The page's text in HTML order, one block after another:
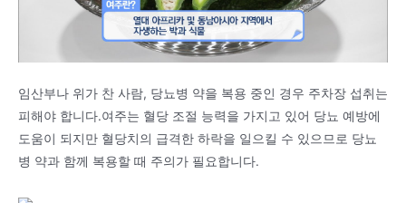
임산부나 위가 찬 사람, 당뇨병 약을 복용 중인 경우 주차장 섭취는
피해야 합니다.여주는 혈당 조절 능력을 가지고 있어 당뇨 예방에
도움이 되지만 혈당치의 급격한 하락을 일으킬 수 있으므로 당뇨
병 약과 함께 복용할 때 주의가 필요합니다.